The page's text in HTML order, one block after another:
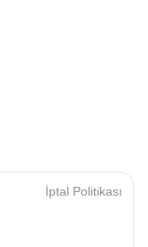
İptal Politikası